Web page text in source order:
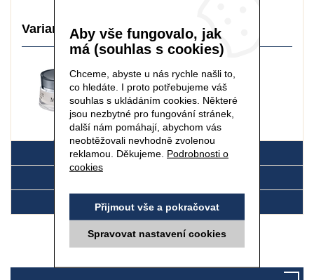
Varianty balení:
15 ml
DETAIL
POUŽITÍ
Aby vše fungovalo, jak
má (souhlas s cookies)
Chceme, abyste u nás rychle našli to,
co hledáte. I proto potřebujeme váš
souhlas s ukládáním cookies. Některé
jsou nezbytné pro fungování stránek,
další nám pomáhají, abychom vás
neobtěžovali nevhodně zvolenou
reklamou. Děkujeme. Podrobnosti o
cookies
Spravovat nastavení cookies
Přijmout vše a pokračovat